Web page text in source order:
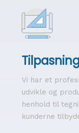
Vi har et
udvikle og
henhold til
kunderne